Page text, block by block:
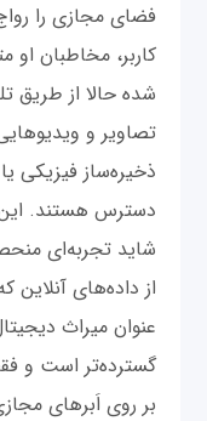
فضای مجازی را
کاربر، مخاطبان
شده حالا از طریق
تصاویر و
ذخیره‌ساز فیزیکی
دسترس هستند. این
شاید تجربه‌ای
از داده‌های
عنوان میراث
گسترده‌تر است و
بر روی اَبرهای